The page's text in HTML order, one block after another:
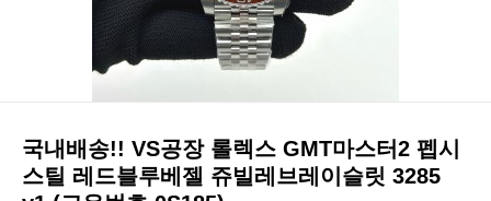
국내배송!! VS공장 롤렉스 GMT마스터2 펩시
스틸 레드블루베젤 쥬빌레브레이슬릿 3285